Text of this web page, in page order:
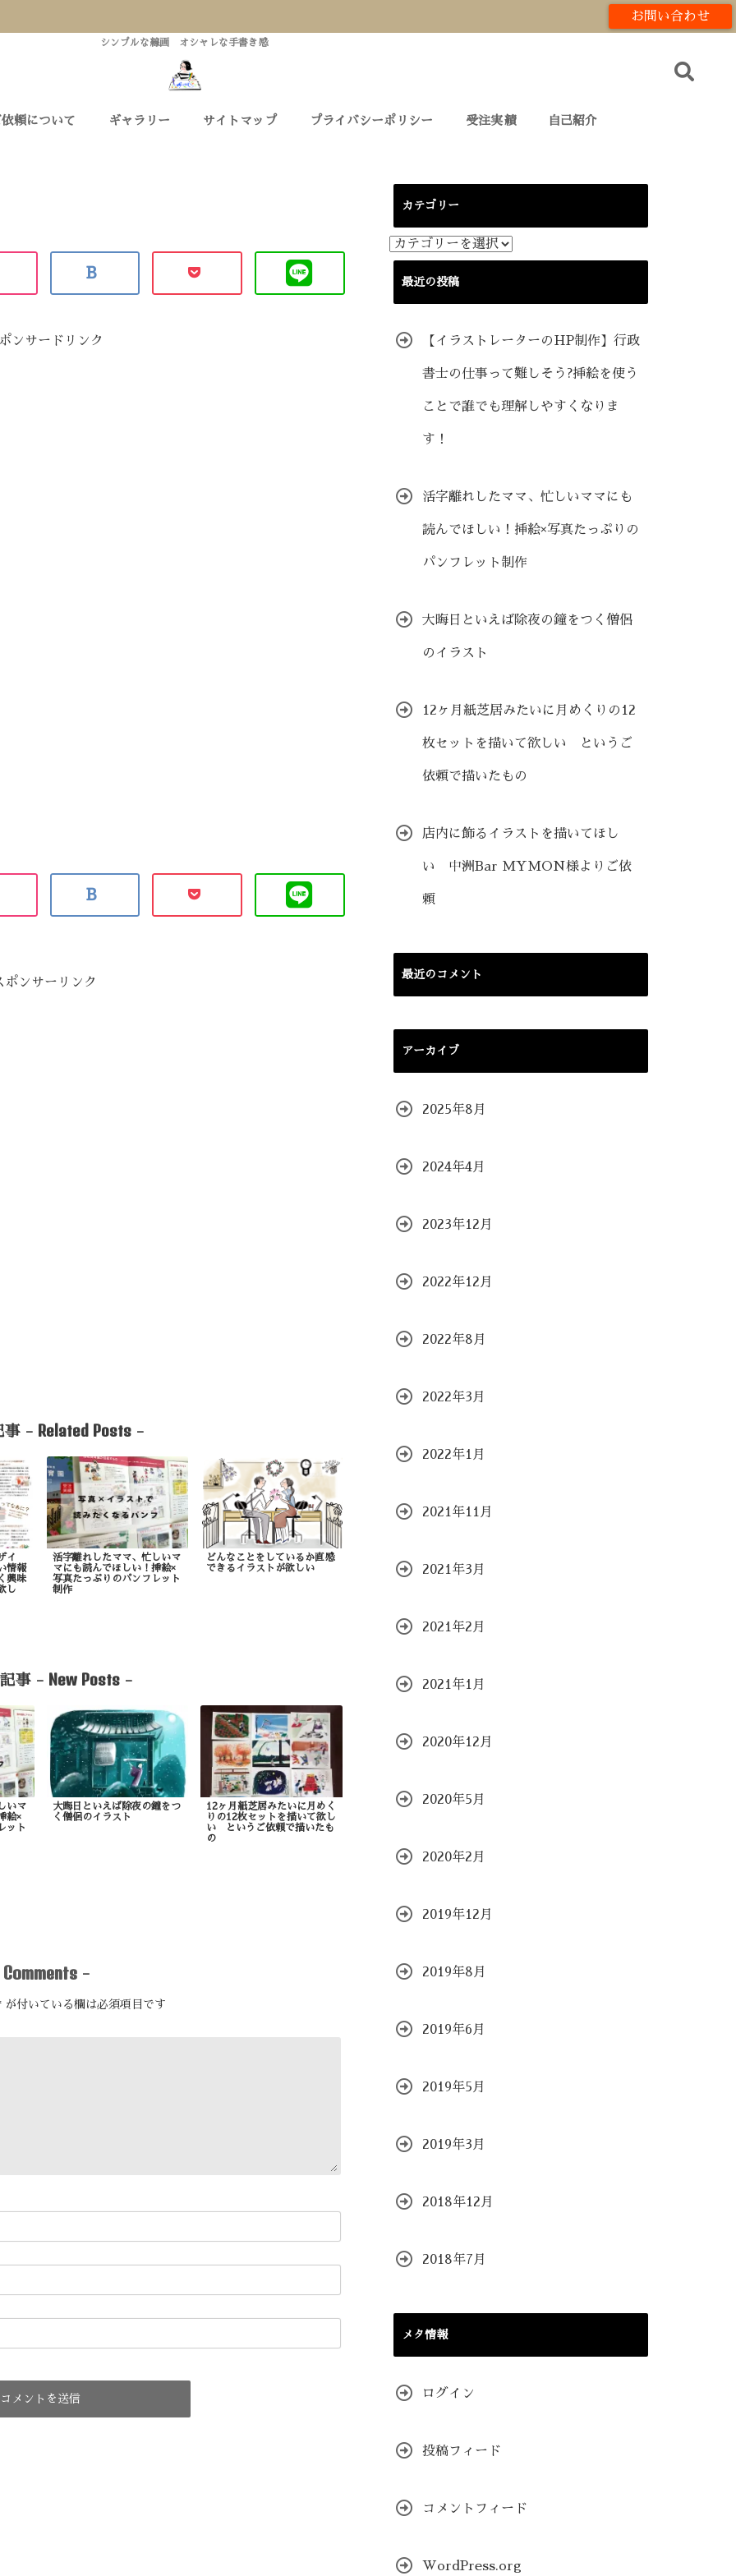
お問い合わせ
シンプルな線画 オシャレな手書き感
頼について ギャラリー サイトマップ プライバシーポリシー 受注実績 自己紹介
ンサードリンク
ポンサーリンク
事 - Related Posts-
イ
情報
興味
し
活字離れしたママ、忙しいマ
マにも読んでほしい！挿絵×
写真たっぷりのパンフレット
制作
どんなことをしているか直感
できるイラストが欲しい
事 - New Posts -
いマ
絵×
ット
大晦日といえば除夜の鐘をつ
く僧侶のイラスト
12ヶ月紙芝居みたいに月めく
りの12枚セットを描いて欲し
い というご依頼で描いたも
の
Comments -
が付いている欄は必須項目です
カテゴリー
カ
テ
最近の投稿
【イラストレーターのHP制作】行政
書士の仕事って難しそう?挿絵を使う
ことで誰でも理解しやすくなりま
す！
活字離れしたママ、忙しいママにも
読んでほしい！挿絵×写真たっぷりの
パンフレット制作
大晦日といえば除夜の鐘をつく僧侶
のイラスト
12ヶ月紙芝居みたいに月めくりの12
枚セットを描いて欲しい というご
依頼で描いたもの
店内に飾るイラストを描いてほし
い 中洲Bar MYMON様よりご依
頼
最近のコメント
アーカイブ
2025年8月
2024年4月
2023年12月
2022年12月
2022年8月
2022年3月
2022年1月
2021年11月
2021年3月
2021年2月
2021年1月
2020年12月
2020年5月
2020年2月
2019年12月
2019年8月
2019年6月
2019年5月
2019年3月
2018年12月
2018年7月
メタ情報
ログイン
投稿フィード
コメントフィード
WordPress.org